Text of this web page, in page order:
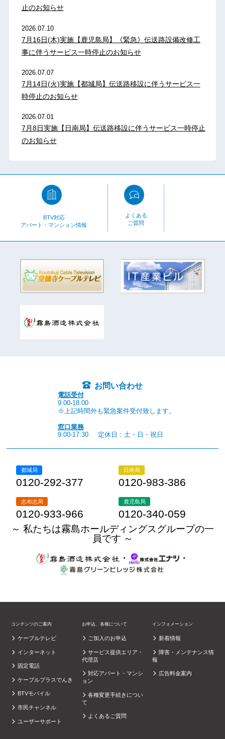
止のお知らせ
2026.07.10
7月16日(木)実施【鹿児島局】《緊急》伝送路設備改修工
事に伴うサービス一時停止のお知らせ
2026.07.07
7月14日(火)実施【都城局】伝送路移設に伴うサービス一
時停止のお知らせ
2026.07.01
7月8日実施【日南局】伝送路移設に伴うサービス一時停止
のお知らせ
BTV対応
アパート・マンション情報
よくある
ご質問
お問い合わせ
電話受付
9:00-18:00
※上記時間外も緊急案件受付致します。
窓口業務
9:00-17:30
定休日：土・日・祝日
都城局
0120-292-377
日南局
0120-983-386
志布志局
0120-933-966
鹿児島局
0120-340-059
～ 私たちは霧島ホールディングスグループの一
員です ～
・
・
コンテンツのご案内
ケーブルテレビ
インターネット
固定電話
ケーブルプラスでんき
BTVモバイル
市民チャンネル
ユーザーサポート
お申込、各種について
ご加入のお申込
サービス提供エリア・
代理店
対応アパート・マンシ
ョン
各種変更手続きについ
て
よくあるご質問
インフォメーション
新着情報
障害・メンテナンス情
報
広告料金案内